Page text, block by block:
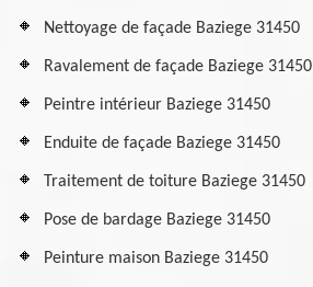
Nettoyage de façade Baziege 31450
Ravalement de façade Baziege 31450
Peintre intérieur Baziege 31450
Enduite de façade Baziege 31450
Traitement de toiture Baziege 31450
Pose de bardage Baziege 31450
Peinture maison Baziege 31450